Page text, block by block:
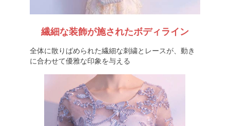
繊細な装飾が施されたボディライン
全体に散りばめられた繊細な刺繍とレースが、動き
に合わせて優雅な印象を与える